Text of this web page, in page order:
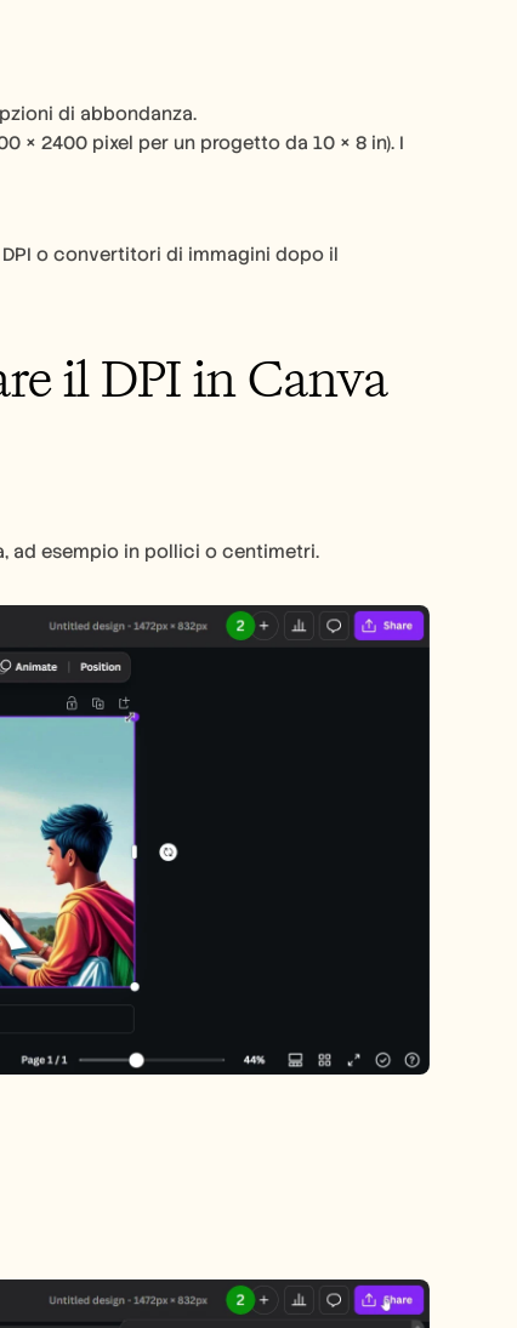
di abbondanza.
× 2400 pixel per un progetto da 10 × 8 in). I
o convertitori di immagini dopo il
il DPI in Canva
ad esempio in pollici o centimetri.